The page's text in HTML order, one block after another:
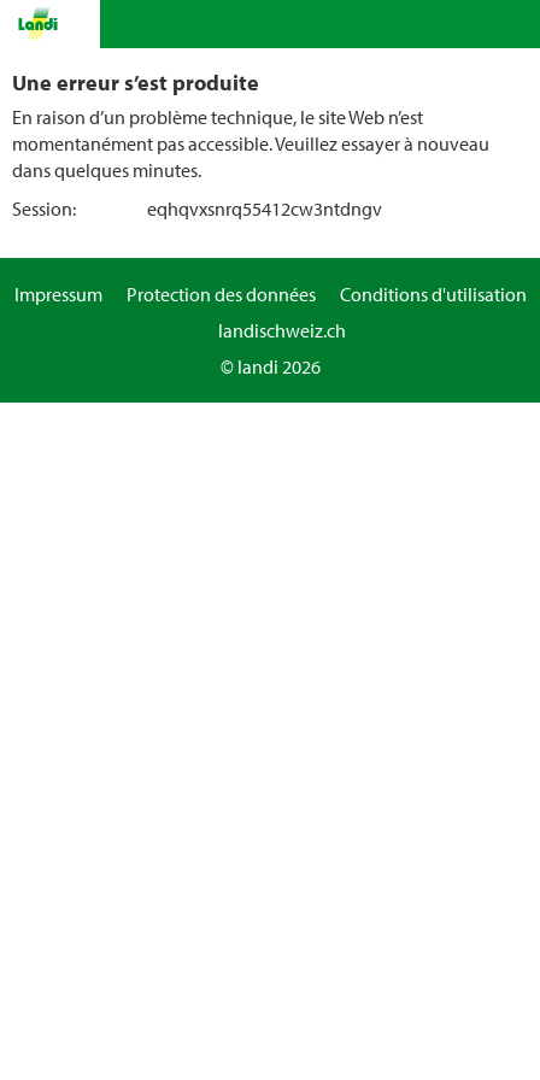
Une erreur s’est produite
En raison d’un problème technique, le site Web n’est
momentanément pas accessible. Veuillez essayer à nouveau
dans quelques minutes.
Session:
eqhqvxsnrq55412cw3ntdngv
Impressum Protection des données
Conditions d'utilisation
landischweiz.ch
© landi 2026